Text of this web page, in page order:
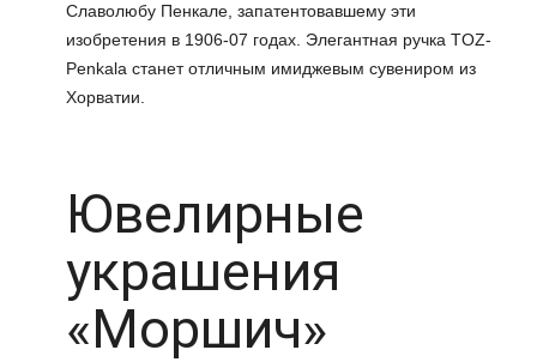
Славолюбу Пенкале, запатентовавшему эти
изобретения в 1906-07 годах. Элегантная ручка TOZ-
Penkala станет отличным имиджевым сувениром из
Хорватии.
Ювелирные
украшения
«Моршич»